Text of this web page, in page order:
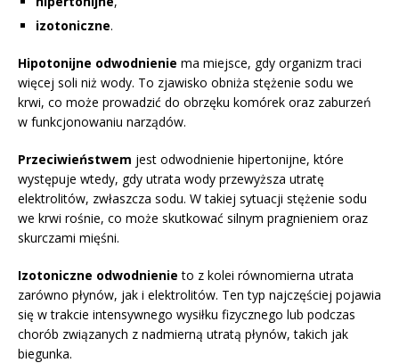
izotoniczne.
Hipotonijne odwodnienie ma miejsce, gdy organizm traci
więcej soli niż wody. To zjawisko obniża stężenie sodu we
krwi, co może prowadzić do obrzęku komórek oraz zaburzeń
w funkcjonowaniu narządów.
Przeciwieństwem jest odwodnienie hipertonijne, które
występuje wtedy, gdy utrata wody przewyższa utratę
elektrolitów, zwłaszcza sodu. W takiej sytuacji stężenie sodu
we krwi rośnie, co może skutkować silnym pragnieniem oraz
skurczami mięśni.
Izotoniczne odwodnienie to z kolei równomierna utrata
zarówno płynów, jak i elektrolitów. Ten typ najczęściej pojawia
się w trakcie intensywnego wysiłku fizycznego lub podczas
chorób związanych z nadmierną utratą płynów, takich jak
biegunka.